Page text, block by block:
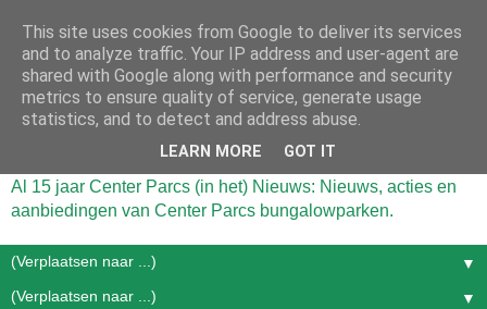
Al 15 jaar Center Parcs (in het) Nieuws: Nieuws, acties en
aanbiedingen van Center Parcs bungalowparken.
▼
▼
This site uses cookies from Google to deliver its services
and to analyze traffic. Your IP address and user-agent are
shared with Google along with performance and security
metrics to ensure quality of service, generate usage
statistics, and to detect and address abuse.
LEARN MORE GOT IT